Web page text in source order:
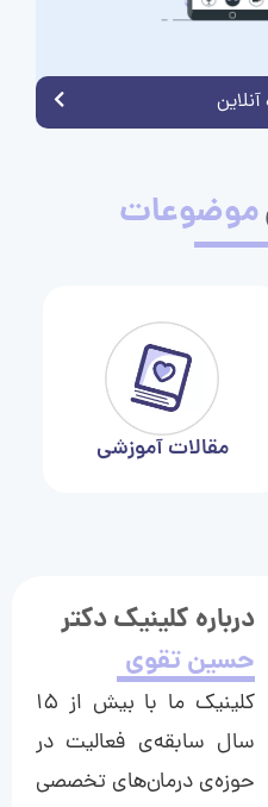
موضوعات
مقالات آموزشی
درباره کلینیک دکتر
حسین تقوی
کلینیک ما با بیش از ۱۵
سال سابقه‌ی فعالیت در
حوزه‌ی درمان‌های تخصصی